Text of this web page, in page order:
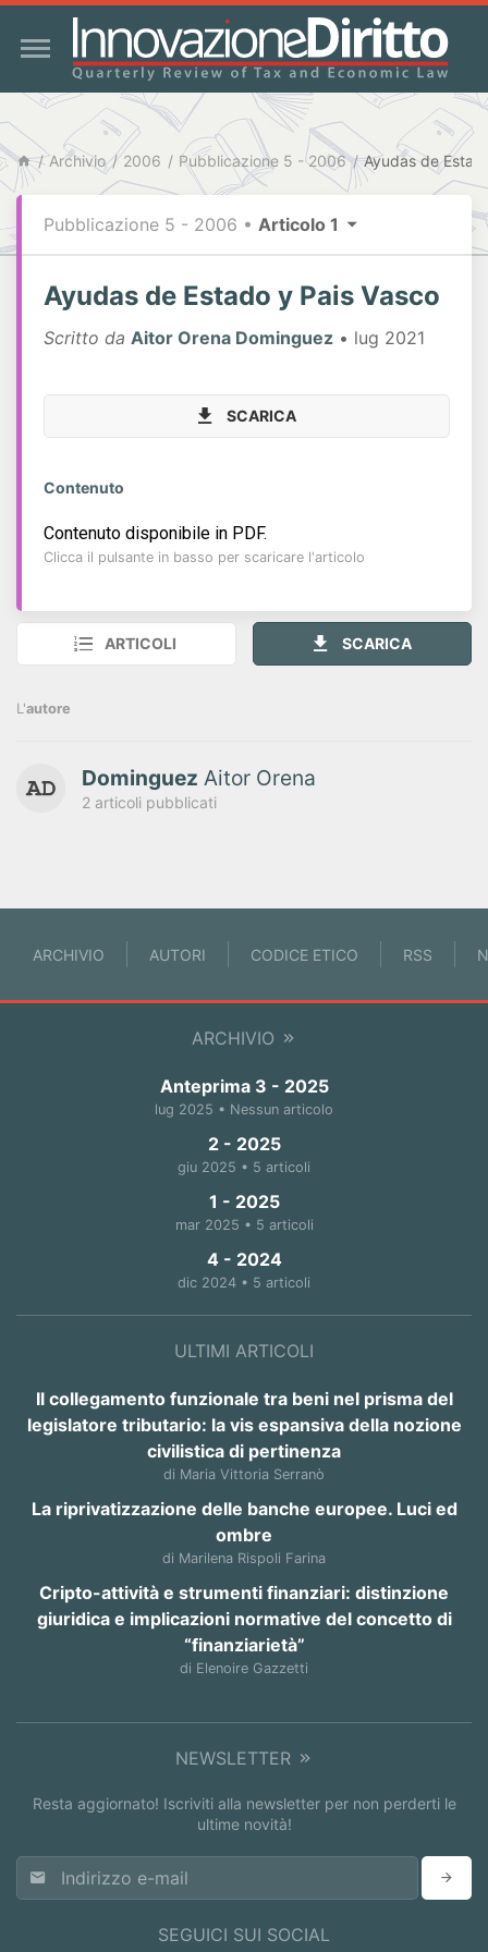
Archivio 2006 Pubblicazione 5 - 2006 Ayudas de
Pubblicazione 5 - 2006 • Articolo 1
Ayudas de Estado y Pais Vasco
Scritto da Aitor Orena Dominguez • lug 2021
SCARICA
Contenuto
Contenuto disponibile in PDF.
Clicca il pulsante in basso per scaricare l'articolo
ARTICOLI SCARICA
L'autore
Dominguez Aitor Orena
2 articoli pubblicati
ARCHIVIO AUTORI CODICE ETICO RSS
ARCHIVIO
Anteprima 3 - 2025
lug 2025 • Nessun articolo
2 - 2025
giu 2025 • 5 articoli
1 - 2025
mar 2025 • 5 articoli
4 - 2024
dic 2024 • 5 articoli
ULTIMI ARTICOLI
Il collegamento funzionale tra beni nel prisma del
legislatore tributario: la vis espansiva della nozione
civilistica di pertinenza
di Maria Vittoria Serranò
La riprivatizzazione delle banche europee. Luci ed
ombre
di Marilena Rispoli Farina
Cripto-attività e strumenti finanziari: distinzione
giuridica e implicazioni normative del concetto di
“finanziarietà”
di Elenoire Gazzetti
NEWSLETTER
Resta aggiornato! Iscriviti alla newsletter per non perderti le
ultime novità!
SEGUICI SUI SOCIAL